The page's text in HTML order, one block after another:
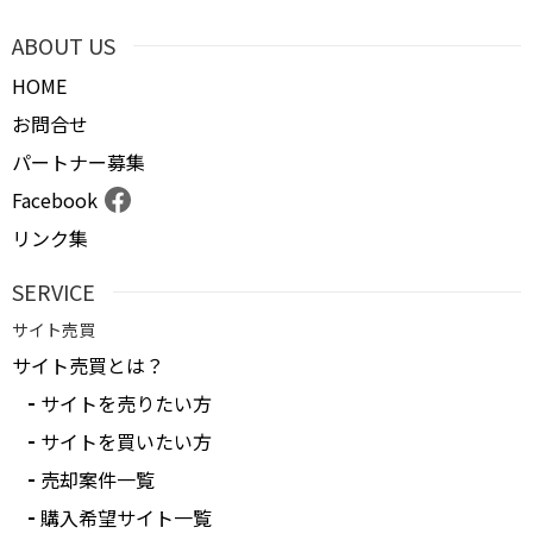
ABOUT US
HOME
お問合せ
パートナー募集
Facebook
リンク集
SERVICE
サイト売買
サイト売買とは？
サイトを売りたい方
サイトを買いたい方
売却案件一覧
購入希望サイト一覧